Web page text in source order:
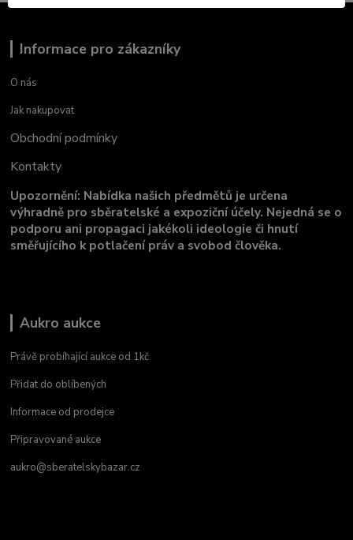
Informace pro zákazníky
O nás
Jak nakupovat
Obchodní podmínky
Kontakty
Upozornění: Nabídka našich předmětů je určena
výhradně pro sběratelské a expoziční účely. Nejedná se o
podporu ani propagaci jakékoli ideologie či hnutí
směřujícího k potlačení práv a svobod člověka.
Aukro aukce
Právě probíhající aukce od 1kč
Přidat do oblíbených
Informace od prodejce
Připravované aukce
aukro@sberatelskybazar.cz